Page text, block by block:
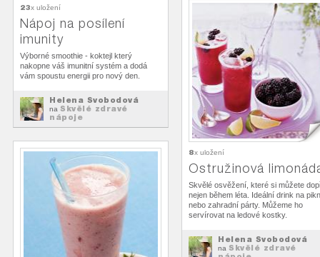
23x uložení
Nápoj na posílení
imunity
Výborné smoothie - koktejl který
nakopne váš imunitní systém a dodá
vám spoustu energii pro nový den.
Helena Svobodová
na Skvělé zdravé
nápoje
8x uložení
Ostružinová
Skvělé osvěžení, které si můžete
nejen během léta. Ideální drink na
nebo zahradní párty. Můžeme ho
servírovat na ledové kostky.
Helena Svobodová
na Skvělé zdravé